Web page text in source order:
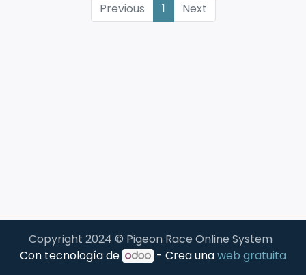
Previous 1 Next
Copyright 2024 © Pigeon Race Online System
Con tecnología de
- Crea unaweb gratuita